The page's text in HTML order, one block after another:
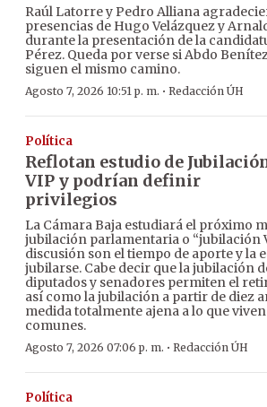
Raúl Latorre y Pedro Alliana
presencias de Hugo Velázquez y
durante la presentación de la
Pérez. Queda por verse si Abdo
siguen el mismo camino.
Agosto 7, 2026 10:51 p. m. · Redacción ÚH
Política
Reflotan estudio de
VIP y podrían definir
privilegios
La Cámara Baja estudiará el próximo
jubilación parlamentaria o “jubilación
discusión son el tiempo de aporte y la
jubilarse. Cabe decir que la jubilación
diputados y senadores permiten el
así como la jubilación a partir de diez
medida totalmente ajena a lo que
comunes.
Agosto 7, 2026 07:06 p. m. · Redacción ÚH
Política